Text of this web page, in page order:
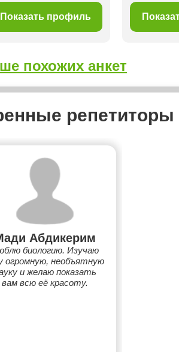
Показать профиль
похожих анкет
репетиторы
Абдикерим
биологию. Изучаю
огромную, необъятную
и желаю показать
вам всю её красоту.